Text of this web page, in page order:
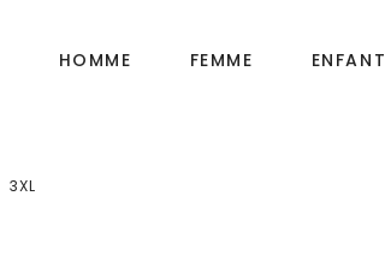
HOMME FEMME ENFANT
3XL